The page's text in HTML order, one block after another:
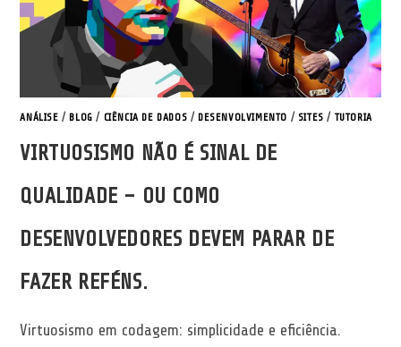
ANÁLISE /BLOG / CIÊNCIA DE DADOS /DESENVOLVIMENTO / SITES / TUTORIA
VIRTUOSISMO NÃO É SINAL DE
QUALIDADE – OU COMO
DESENVOLVEDORES DEVEM PARAR DE
FAZER REFÉNS.
Virtuosismo em codagem: simplicidade e eficiência.